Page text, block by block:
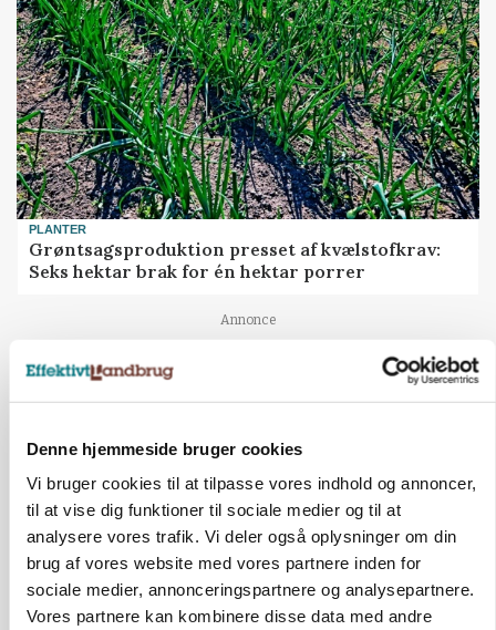
Denne hjemmeside bruger cookies
Vi bruger cookies til at tilpasse vores indhold og annoncer,
til at vise dig funktioner til sociale medier og til at
analysere vores trafik. Vi deler også oplysninger om din
brug af vores website med vores partnere inden for
sociale medier, annonceringspartnere og analysepartnere.
Vores partnere kan kombinere disse data med andre
PLANTER
Grøntsagsproduktion presset af kvælstofkrav:
Seks hektar brak for én hektar porrer
Annonce
BUSINESS